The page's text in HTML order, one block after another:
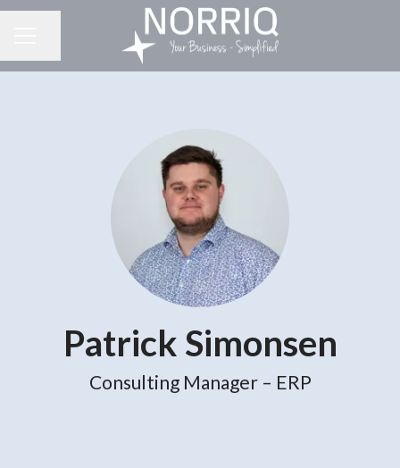
Patrick Simonsen
Consulting Manager – ERP